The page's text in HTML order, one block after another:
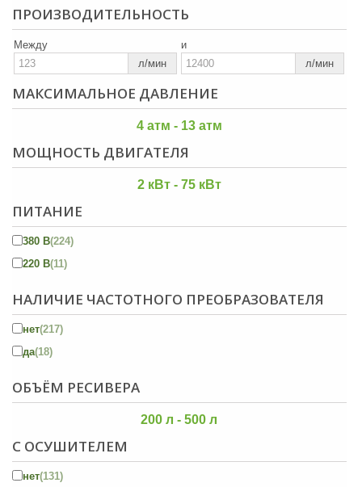
ПРОИЗВОДИТЕЛЬНОСТЬ
Между
л/мин
и
л/мин
МАКСИМАЛЬНОЕ ДАВЛЕНИЕ
4 атм - 13 атм
МОЩНОСТЬ ДВИГАТЕЛЯ
2 кВт - 75 кВт
ПИТАНИЕ
380 В(224)
220 В(11)
НАЛИЧИЕ ЧАСТОТНОГО ПРЕОБРАЗОВАТЕЛЯ
нет(217)
да(18)
ОБЪЁМ РЕСИВЕРА
200 л - 500 л
С ОСУШИТЕЛЕМ
нет(131)